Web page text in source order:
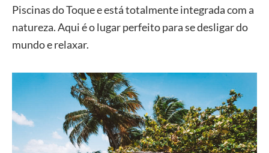
Piscinas do Toque e está totalmente integrada com a
natureza. Aqui é o lugar perfeito para se desligar do
mundo e relaxar.